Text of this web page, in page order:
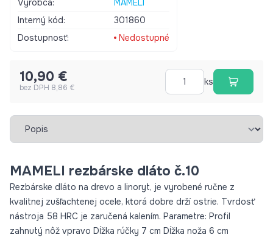
Výrobca:
MAMELI
Interný kód:
301860
Dostupnosť:
Nedostupné
10,90 €
bez DPH 8,86 €
ks
Vybrať záložku
MAMELI rezbárske dláto č.10
Rezbárske dláto na drevo a linoryt, je vyrobené ručne z
kvalitnej zušľachtenej ocele, ktorá dobre drží ostrie. Tvrdosť
nástroja 58 HRC je zaručená kalením. Parametre: Profil
zahnutý nôž vpravo Dĺžka rúčky 7 cm Dĺžka noža 6 cm